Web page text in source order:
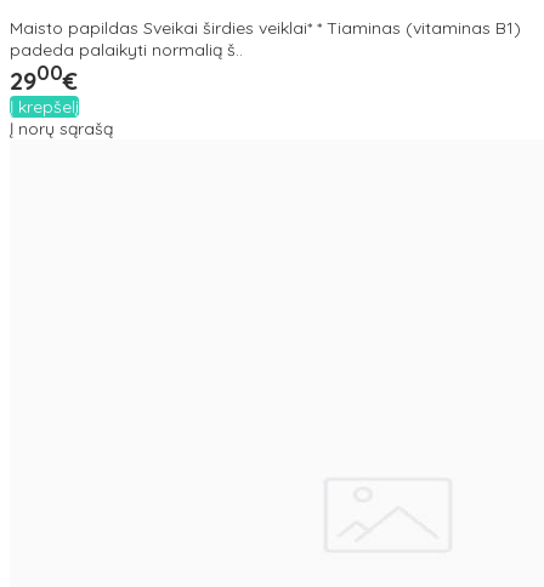
Maisto papildas Sveikai širdies veiklai* * Tiaminas (vitaminas B1)
padeda palaikyti normalią š..
2900€
Į krepšelį
Į norų sąrašą